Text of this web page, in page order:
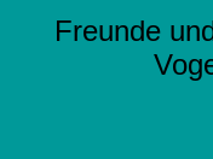
Freunde